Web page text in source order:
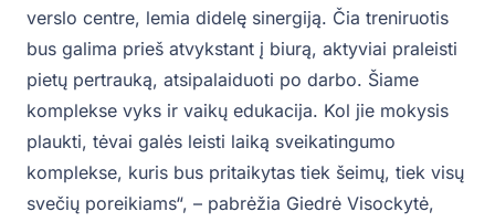
verslo centre, lemia didelę sinergiją. Čia treniruotis
bus galima prieš atvykstant į biurą, aktyviai praleisti
pietų pertrauką, atsipalaiduoti po darbo. Šiame
komplekse vyks ir vaikų edukacija. Kol jie mokysis
plaukti, tėvai galės leisti laiką sveikatingumo
komplekse, kuris bus pritaikytas tiek šeimų, tiek visų
svečių poreikiams“, – pabrėžia Giedrė Visockytė,